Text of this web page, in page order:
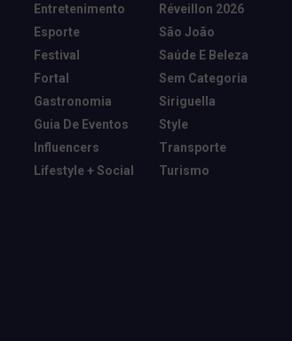
Entretenimento
Esporte
Festival
Fortal
Gastronomia
Guia De Eventos
Influencers
Lifestyle + Social
Réveillon 2026
São João
Saúde E Beleza
Sem Categoria
Siriguella
Style
Transporte
Turismo